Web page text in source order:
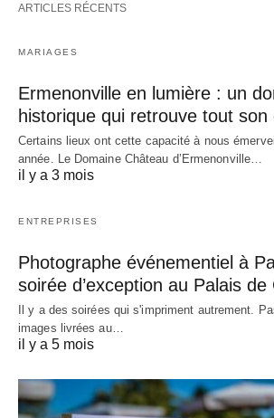
ARTICLES RÉCENTS
MARIAGES
Ermenonville en lumière : un
historique qui retrouve tout son
Certains lieux ont cette capacité à nous
année. Le Domaine Château d’Ermenonville…
il y a 3 mois
ENTREPRISES
Photographe événementiel à
soirée d’exception au Palais de
Il y a des soirées qui s'impriment autrement.
images livrées au…
il y a 5 mois